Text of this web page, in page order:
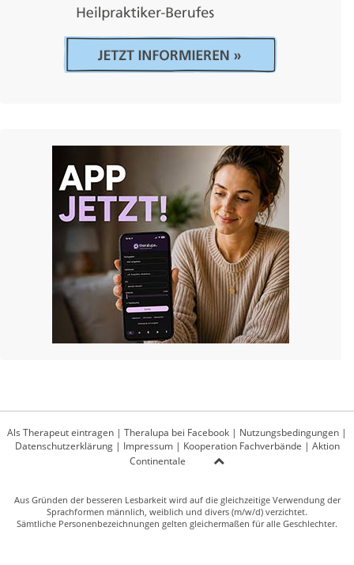
Als Therapeut eintragen | Theralupa bei Facebook | Nutzungsbedingungen |
Datenschutzerklärung| Impressum| Kooperation Fachverbände | Aktion
Continentale
Aus Gründen der besseren Lesbarkeit wird auf die gleichzeitige Verwendung der
Sprachformen männlich, weiblich und divers (m/w/d) verzichtet.
Sämtliche Personenbezeichnungen gelten gleichermaßen für alle Geschlechter.